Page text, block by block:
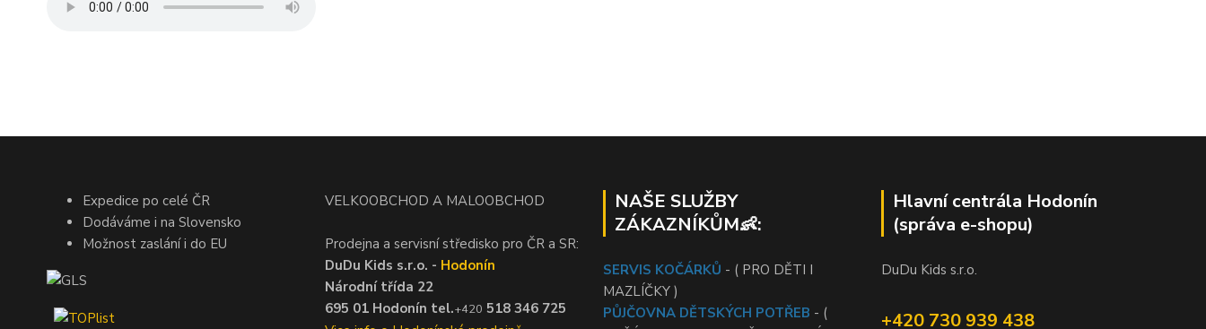
Expedice po celé ČR
Dodáváme i na Slovensko
Možnost zaslání i do EU
VELKOOBCHOD A MALOOBCHOD
Prodejna a servisní středisko pro ČR a SR:
DuDu Kids s.r.o. - Hodonín
Národní třída 22
695 01 Hodonín tel.+420 518 346 725
NAŠE SLUŽBY
ZÁKAZNÍKŮM👶:
SERVIS KOČÁRKŮ - ( PRO DĚTI I
MAZLÍČKY )
PŮJČOVNA DĚTSKÝCH POTŘEB - (
Hlavní centrála Hodonín
(správa e-shopu)
DuDu Kids s.r.o.
+420 730 939 438